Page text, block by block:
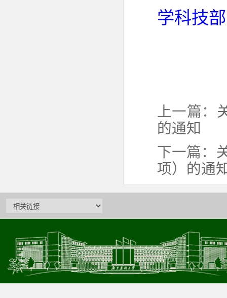
学科技部
上一篇：
的通知
下一篇：
项）的通